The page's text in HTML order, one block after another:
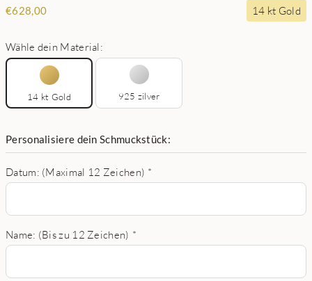
€628,00 14 kt Gold
Wähle dein Material:
14 kt Gold 925 zilver
Personalisiere dein Schmuckstück:
Datum: (Maximal 12 Zeichen) *
Name: (Bis zu 12 Zeichen) *